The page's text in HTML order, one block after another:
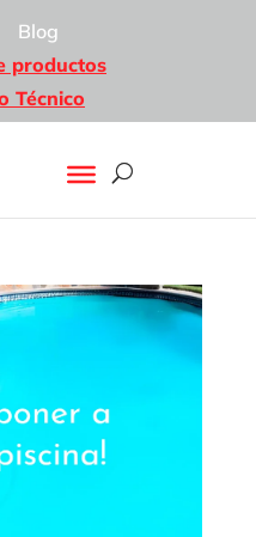
Blog
productos
Técnico